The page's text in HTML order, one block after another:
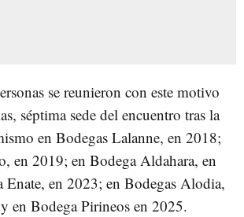
se reunieron con este motivo
séptima sede del encuentro tras la
en Bodegas Lalanne, en 2018;
en 2019; en Bodega Aldahara, en
Enate, en 2023; en Bodegas Alodia,
en Bodega Pirineos en 2025.